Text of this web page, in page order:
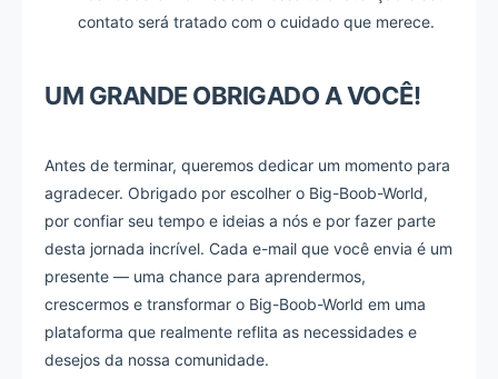
contato será tratado com o cuidado que merece.
UM GRANDE OBRIGADO A VOCÊ!
Antes de terminar, queremos dedicar um momento para
agradecer. Obrigado por escolher o Big-Boob-World,
por confiar seu tempo e ideias a nós e por fazer parte
desta jornada incrível. Cada e-mail que você envia é um
presente — uma chance para aprendermos,
crescermos e transformar o Big-Boob-World em uma
plataforma que realmente reflita as necessidades e
desejos da nossa comunidade.